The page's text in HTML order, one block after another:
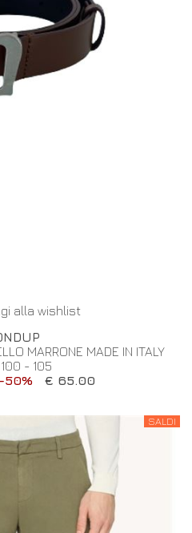
alla wishlist
MARRONE MADE IN ITALY
- 105
-50% € 65.00
SALDI